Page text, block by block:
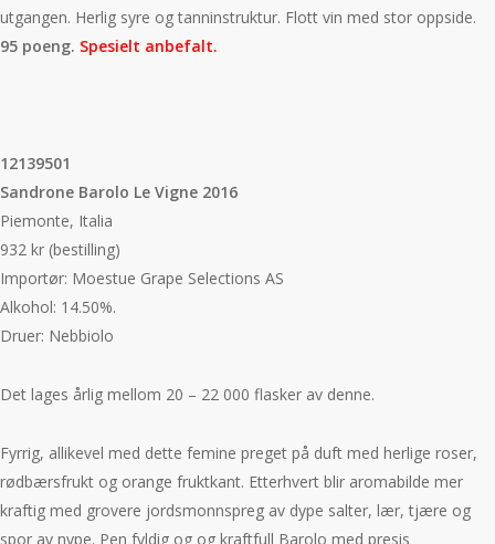
utgangen. Herlig syre og tanninstruktur. Flott vin med stor oppside.
95 poeng. Spesielt anbefalt.
12139501
Sandrone Barolo Le Vigne 2016
Piemonte, Italia
932 kr (bestilling)
Importør: Moestue Grape Selections AS
Alkohol: 14.50%.
Druer: Nebbiolo
Det lages årlig mellom 20 – 22 000 flasker av denne.
Fyrrig, allikevel med dette femine preget på duft med herlige roser,
rødbærsfrukt og orange fruktkant. Etterhvert blir aromabilde mer
kraftig med grovere jordsmonnspreg av dype salter, lær, tjære og
spor av nype. Pen fyldig og og kraftfull Barolo med presis